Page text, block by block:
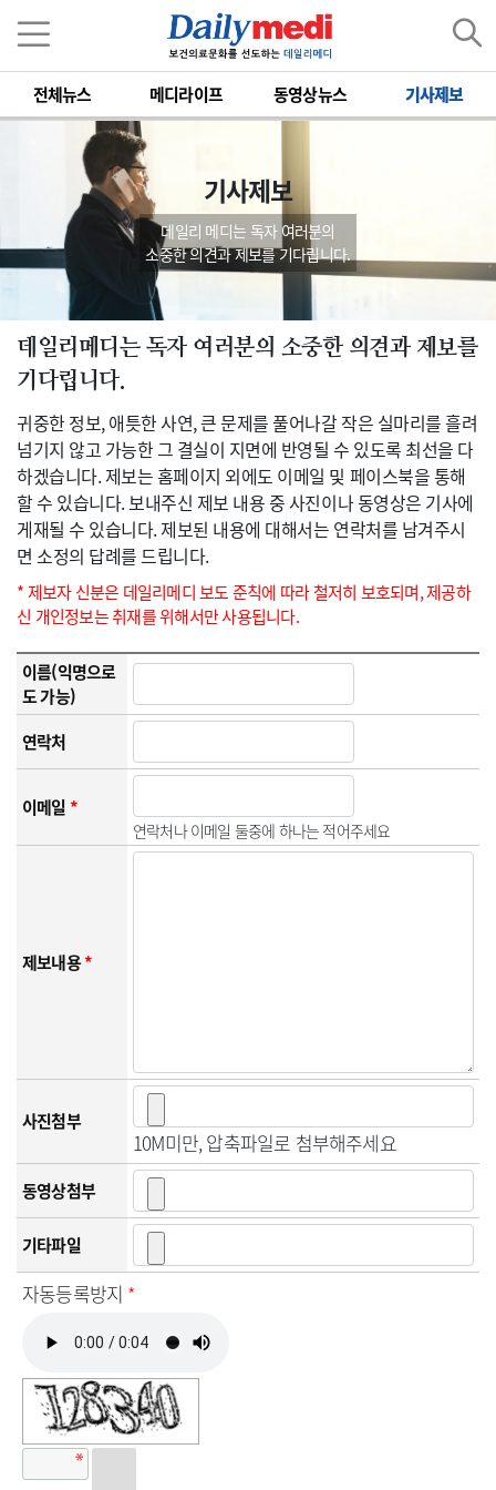
전체뉴스 메디라이프 동영상뉴스 기사제보
기사제보
데일리 메디는 독자 여러분의
소중한 의견과 제보를 기다립니다.
데일리메디는 독자 여러분의 소중한 의견과 제보를
기다립니다.
귀중한 정보, 애틋한 사연, 큰 문제를 풀어나갈 작은 실마리를 흘려
넘기지 않고 가능한 그 결실이 지면에 반영될 수 있도록 최선을 다
하겠습니다. 제보는 홈페이지 외에도 이메일 및 페이스북을 통해
할 수 있습니다. 보내주신 제보 내용 중 사진이나 동영상은 기사에
게재될 수 있습니다. 제보된 내용에 대해서는 연락처를 남겨주시
면 소정의 답례를 드립니다.
* 제보자 신분은 데일리메디 보도 준칙에 따라 철저히 보호되며, 제공하
신 개인정보는 취재를 위해서만 사용됩니다.
이름(익명으로
도 가능)
연락처
이메일*
연락처나 이메일 둘중에 하나는 적어주세요
제보내용*
사진첨부
10M미만, 압축파일로 첨부해주세요
동영상첨부
기타파일
자동등록방지 *